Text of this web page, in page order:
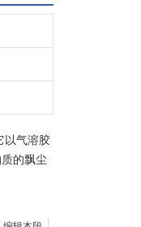
以气溶胶
的飘尘